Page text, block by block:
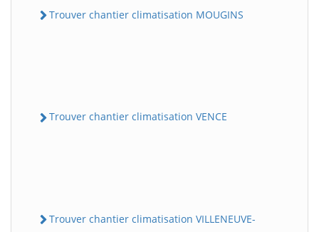
Trouver chantier climatisation MOUGINS
Trouver chantier climatisation VENCE
Trouver chantier climatisation VILLENEUVE-